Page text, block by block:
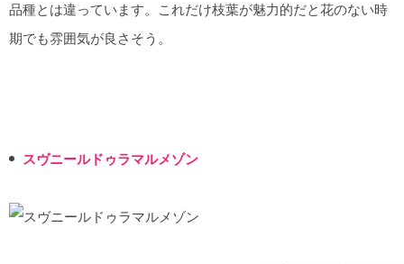
品種とは違っています。これだけ枝葉が魅力的だと花のない時
期でも雰囲気が良さそう。
スヴニールドゥラマルメゾン